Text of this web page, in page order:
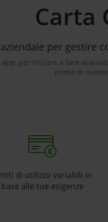
Carta
per gestire
per iniziare a fare
prima di
di utilizzo variabili in
base alle tue esigenze